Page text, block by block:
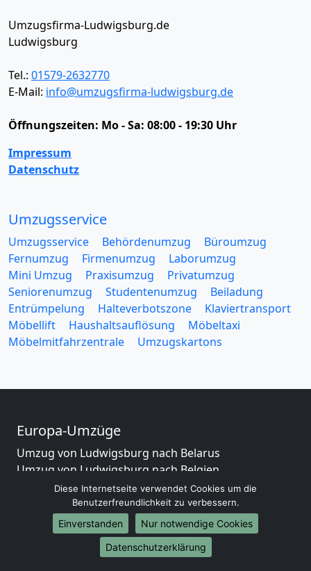
Umzugsfirma-Ludwigsburg.de
Ludwigsburg
Tel.: 01579-2632770
E-Mail: info@umzugsfirma-ludwigsburg.de
Öffnungszeiten: Mo - Sa: 08:00 - 19:30 Uhr
Impressum
Datenschutz
Umzugsservice
Umzugsservice Behördenumzug
Büroumzug
Fernumzug
Firmenumzug
Laborumzug
Mini Umzug
Praxisumzug
Privatumzug
Seniorenumzug
Studentenumzug
Beiladung
Entrümpelung
Halteverbotszone
Klaviertransport
Möbellift
Haushaltsauflösung
Möbeltaxi
Möbelmitfahrzentrale
Umzugskartons
Europa-Umzüge
Umzug von Ludwigsburg nach Belarus
Umzug von Ludwigsburg nach Belgien
Umzug von Ludwigsburg nach Bulgarien
Umzug von Ludwigsburg nach Dänemark
Umzug von Ludwigsburg nach England
Umzug von Ludwigsburg nach Portugal
Umzug von Ludwigsburg nach Bosnien
Diese Internetseite verwendet Cookies um die
Benutzerfreundlichkeit zu verbessern.
Einverstanden
Nur notwendige Cookies
Datenschutzerklärung